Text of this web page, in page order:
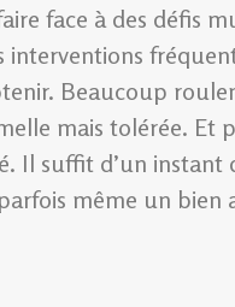
face à des défis
interventions
Beaucoup
mais tolérée. Et
Il suffit d’un
même un bien